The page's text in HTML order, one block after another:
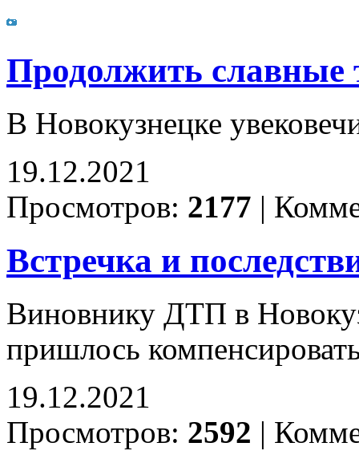
Продолжить славные
В Новокузнецке
19.12.2021
Просмотров: 2177 |
Встречка и
Виновнику ДТП в
пришлось
19.12.2021
Просмотров: 2592 |